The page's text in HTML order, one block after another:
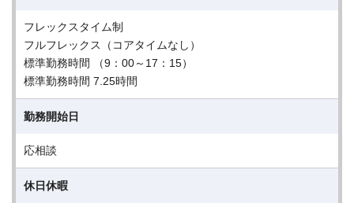
フレックスタイム制
フルフレックス（コアタイムなし）
標準勤務時間 （9：00～17：15）
標準勤務時間 7.25時間
勤務開始日
応相談
休日休暇